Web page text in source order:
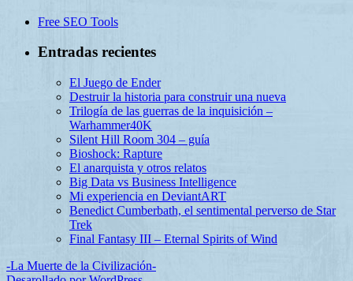
Free SEO Tools
Entradas recientes
El Juego de Ender
Destruir la historia para construir una nueva
Trilogía de las guerras de la inquisición –
Warhammer40K
Silent Hill Room 304 – guía
Bioshock: Rapture
El anarquista y otros relatos
Big Data vs Business Intelligence
Mi experiencia en DeviantART
Benedict Cumberbath, el sentimental perverso de Star
Trek
Final Fantasy III – Eternal Spirits of Wind
-La Muerte de la Civilización-